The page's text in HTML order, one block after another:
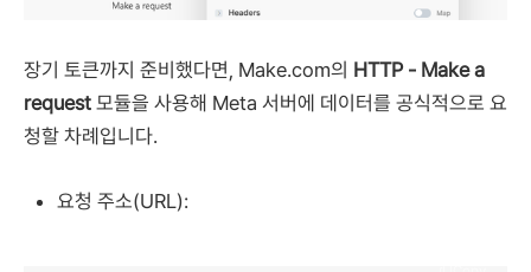
장기 토큰까지 준비했다면, Make.com의 HTTP - Make a
request 모듈을 사용해 Meta 서버에 데이터를 공식적으로 요
청할 차례입니다.
요청 주소(URL):